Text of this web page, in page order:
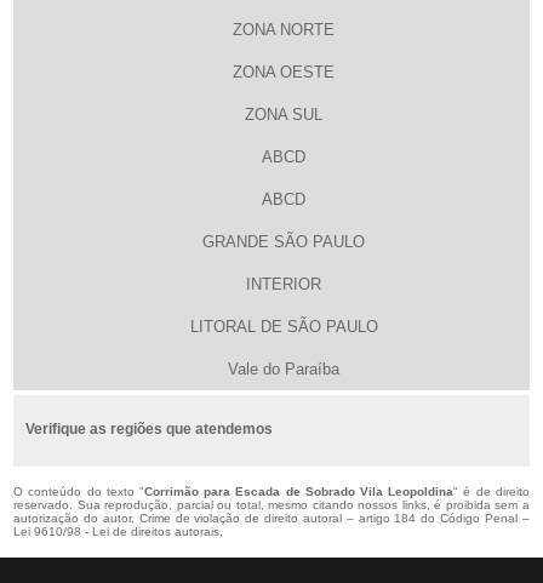
ZONA NORTE
ZONA OESTE
ZONA SUL
ABCD
ABCD
GRANDE SÃO PAULO
INTERIOR
LITORAL DE SÃO PAULO
Vale do Paraíba
Verifique as regiões que atendemos
O conteúdo do texto "Corrimão para Escada de Sobrado Vila Leopoldina" é de direito
reservado. Sua reprodução, parcial ou total, mesmo citando nossos links, é proibida sem a
autorização do autor. Crime de violação de direito autoral – artigo 184 do Código Penal –
Lei 9610/98 - Lei de direitos autorais